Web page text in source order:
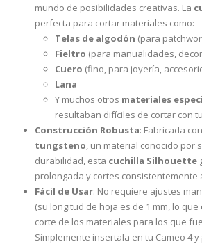
mundo de posibilidades creativas. La
perfecta para cortar materiales como:
Telas de algodón (para
Fieltro (para manualidades,
Cuero (fino, para joyería,
Lana
Y muchos otros materiales
resultaban difíciles de cortar con
Construcción Robusta: Fabricada con
tungsteno , un material conocido por
durabilidad, esta cuchilla Silhouette
prolongada y cortes consistentemente
Fácil de Usar: No requiere ajustes
(su longitud de hoja es de 1 mm, lo
corte de los materiales para los que
Simplemente insertala en tu Cameo 4 y